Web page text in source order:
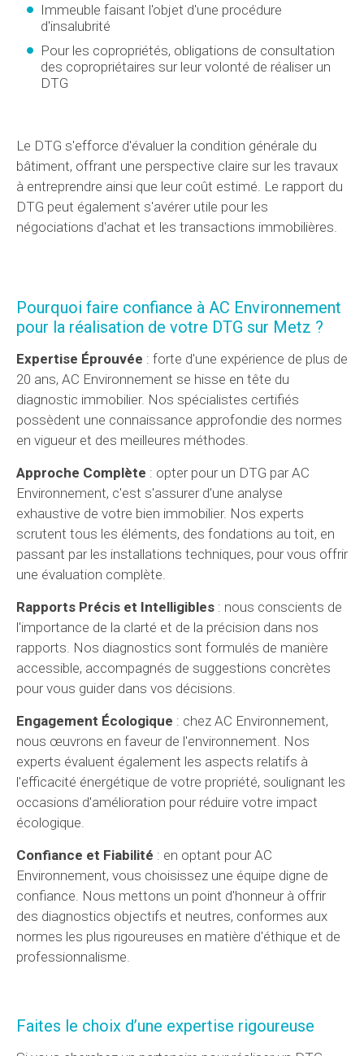
Immeuble faisant l'objet d'une procédure
d'insalubrité
Pour les copropriétés, obligations de consultation
des copropriétaires sur leur volonté de réaliser un
DTG
Le DTG s'efforce d'évaluer la condition générale du
bâtiment, offrant une perspective claire sur les travaux
à entreprendre ainsi que leur coût estimé. Le rapport du
DTG peut également s'avérer utile pour les
négociations d'achat et les transactions immobilières.
Pourquoi faire confiance à AC Environnement
pour la réalisation de votre DTG sur Metz ?
Expertise Éprouvée : forte d'une expérience de plus de
20 ans, AC Environnement se hisse en tête du
diagnostic immobilier. Nos spécialistes certifiés
possèdent une connaissance approfondie des normes
en vigueur et des meilleures méthodes.
Approche Complète : opter pour un DTG par AC
Environnement, c'est s'assurer d'une analyse
exhaustive de votre bien immobilier. Nos experts
scrutent tous les éléments, des fondations au toit, en
passant par les installations techniques, pour vous offrir
une évaluation complète.
Rapports Précis et Intelligibles : nous conscients de
l'importance de la clarté et de la précision dans nos
rapports. Nos diagnostics sont formulés de manière
accessible, accompagnés de suggestions concrètes
pour vous guider dans vos décisions.
Engagement Écologique : chez AC Environnement,
nous œuvrons en faveur de l'environnement. Nos
experts évaluent également les aspects relatifs à
l'efficacité énergétique de votre propriété, soulignant les
occasions d'amélioration pour réduire votre impact
écologique.
Confiance et Fiabilité : en optant pour AC
Environnement, vous choisissez une équipe digne de
confiance. Nous mettons un point d'honneur à offrir
des diagnostics objectifs et neutres, conformes aux
normes les plus rigoureuses en matière d'éthique et de
professionnalisme.
Faites le choix d’une expertise rigoureuse